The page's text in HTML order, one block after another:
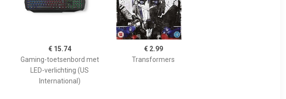
€ 15.74
Gaming-toetsenbord met
LED-verlichting (US
International)
€ 2.99
Transformers